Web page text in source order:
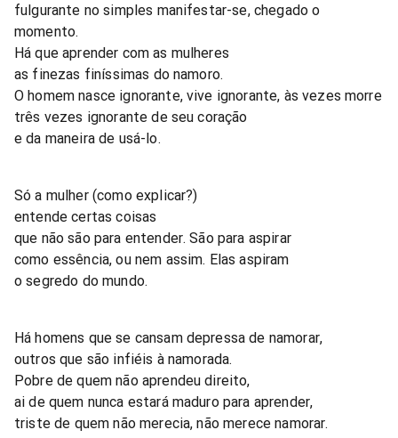
fulgurante no simples manifestar-se, chegado o
momento.
Há que aprender com as mulheres
as finezas finíssimas do namoro.
O homem nasce ignorante, vive ignorante, às vezes morre
três vezes ignorante de seu coração
e da maneira de usá-lo.
Só a mulher (como explicar?)
entende certas coisas
que não são para entender. São para aspirar
como essência, ou nem assim. Elas aspiram
o segredo do mundo.
Há homens que se cansam depressa de namorar,
outros que são infiéis à namorada.
Pobre de quem não aprendeu direito,
ai de quem nunca estará maduro para aprender,
triste de quem não merecia, não merece namorar.